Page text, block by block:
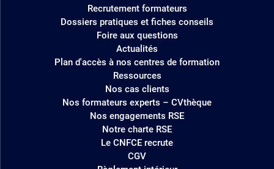
Recrutement formateurs
Dossiers pratiques et fiches conseils
Foire aux questions
Actualités
Plan d'accès à nos centres de formation
Ressources
Nos cas clients
Nos formateurs experts – CVthèque
Nos engagements RSE
Notre charte RSE
Le CNFCE recrute
CGV